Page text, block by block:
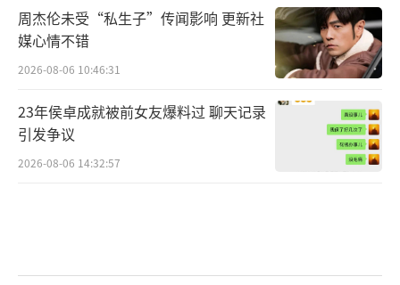
周杰伦未受“私生子”传闻影响 更新社
媒心情不错
2026-08-06 10:46:31
23年侯卓成就被前女友爆料过 聊天记录
引发争议
2026-08-06 14:32:57